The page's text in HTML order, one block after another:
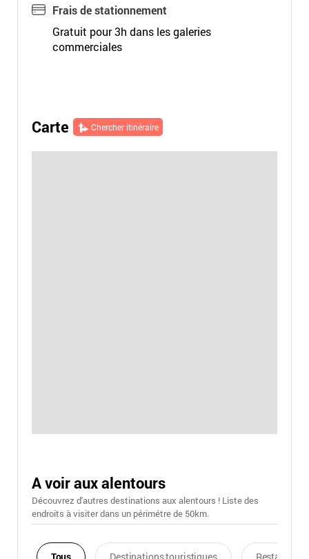
Frais de stationnement
Gratuit pour 3h dans les galeries
commerciales
Carte Chercher itinéraire
A voir aux alentours
Découvrez d'autres destinations aux alentours ! Liste des
endroits à visiter dans un périmétre de 50km.